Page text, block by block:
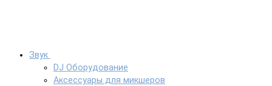
Звук
DJ Оборудование
Аксессуары для микшеров